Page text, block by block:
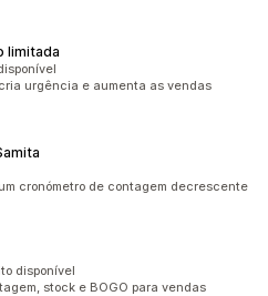
limitada
urgência e aumenta as vendas
cronómetro de contagem decrescente
disponível
stock e BOGO para vendas